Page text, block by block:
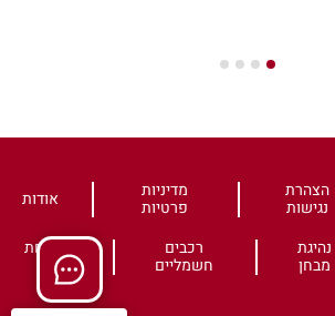
1
2
3
4
הצהרת
נגישות
מדיניות
פרטיות אודות
נהיגת
מבחן
רכבים
חשמליים
משפחת
HS